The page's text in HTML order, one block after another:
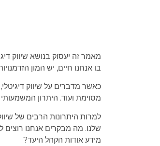
מאמר זה יעסוק בנושא שיווק
בו אנחנו חיים, יש המון
כאשר מדברים על שיווק
מסוימת ועוד. היתרון המשמעותי
למרות היתרונות הרבים של
שלנו. מה מבקרים אנחנו רוצים
מידע אודות הקהל היעד?